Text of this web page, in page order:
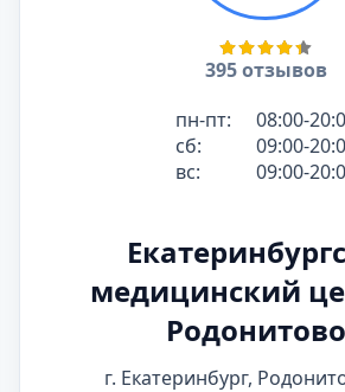
395 отзывов
пн-пт:
08:00-
сб:
09:00-
вс:
09:00-
медицинский
г. Екатеринбург,